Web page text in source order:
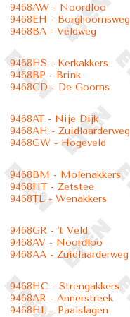
9468AW - Noordloo
9468EH - Borghoornsweg
9468BA - Veldweg
9468HS - Kerkakkers
9468BP - Brink
9468CD - De Goorns
9468AT - Nije Dijk
9468AH - Zuidlaarderweg
9468GW - Hogeveld
9468BM - Molenakkers
9468HT - Zetstee
9468TL - Wenakkers
9468GR - 't Veld
9468AV - Noordloo
9468AA - Zuidlaarderweg
9468HC - Strengakkers
9468AR - Annerstreek
9468HL - Paalslagen